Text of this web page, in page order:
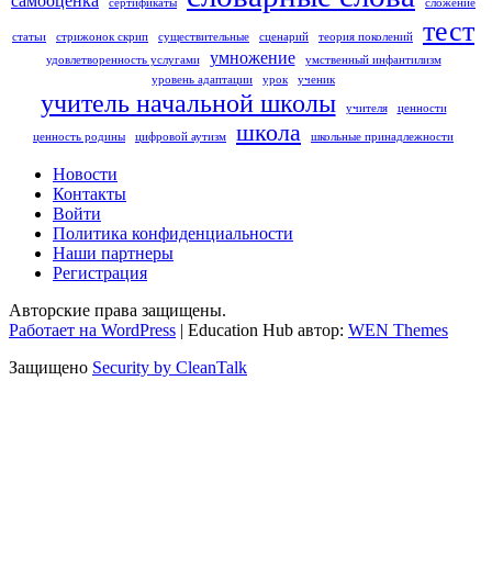
сертификаты сложение
статьи стрижонок скрип существительные сценарий теория поколений тест
удовлетворенность услугами умножение
умственный инфантилизм
уровень адаптации
урок ученик
учитель начальной школы учителя ценности
ценность родины цифровой аутизм школа школьные принадлежности
Новости
Контакты
Войти
Политика конфиденциальности
Наши партнеры
Регистрация
Авторские права защищены.
Работает на WordPress | Education Hub автор: WEN Themes
Защищено Security by CleanTalk